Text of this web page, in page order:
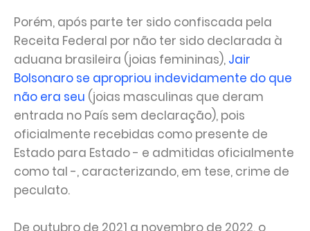
Porém, após parte ter sido confiscada pela
Receita Federal por não ter sido declarada à
aduana brasileira (joias femininas), Jair
Bolsonaro se apropriou indevidamente do que
não era seu (joias masculinas que deram
entrada no País sem declaração), pois
oficialmente recebidas como presente de
Estado para Estado - e admitidas oficialmente
como tal -, caracterizando, em tese, crime de
peculato.
De outubro de 2021 a novembro de 2022, o